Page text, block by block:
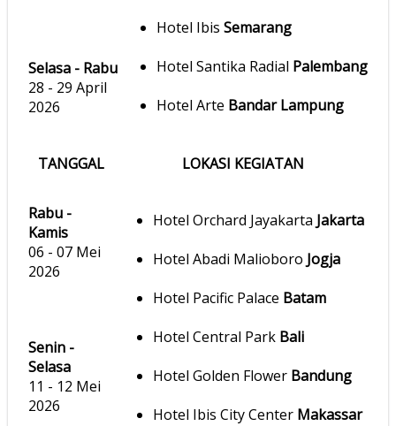
Hotel Ibis Semarang
Hotel Santika Radial Palembang
Hotel Arte Bandar Lampung
Selasa - Rabu
28 - 29 April
2026
TANGGAL LOKASI KEGIATAN
Rabu -
Kamis
06 - 07 Mei
2026
Hotel Orchard Jayakarta Jakarta
Hotel Abadi Malioboro Jogja
Hotel Pacific Palace Batam
Hotel Central Park Bali
Hotel Golden Flower Bandung
Hotel Ibis City Center Makassar
Senin -
Selasa
11 - 12 Mei
2026